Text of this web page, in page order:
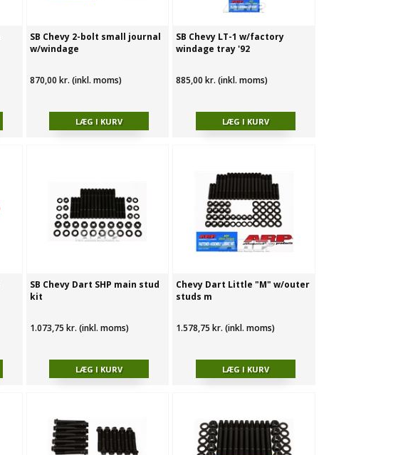
SB Chevy 2-bolt small journal
w/windage
870,00 kr. (inkl. moms)
SB Chevy LT-1 w/factory
windage tray '92
885,00 kr. (inkl. moms)
SB Chevy Dart SHP main stud
kit
1.073,75 kr. (inkl. moms)
Chevy Dart Little "M" w/outer
studs m
1.578,75 kr. (inkl. moms)